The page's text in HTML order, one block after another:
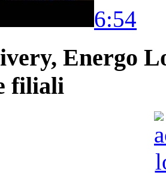
6:54
Energo
filiali